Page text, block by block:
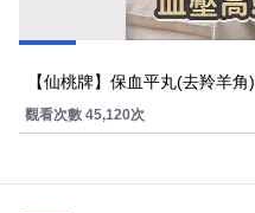
【仙桃牌】保血平丸(去羚羊角)
觀看次數 45,120次